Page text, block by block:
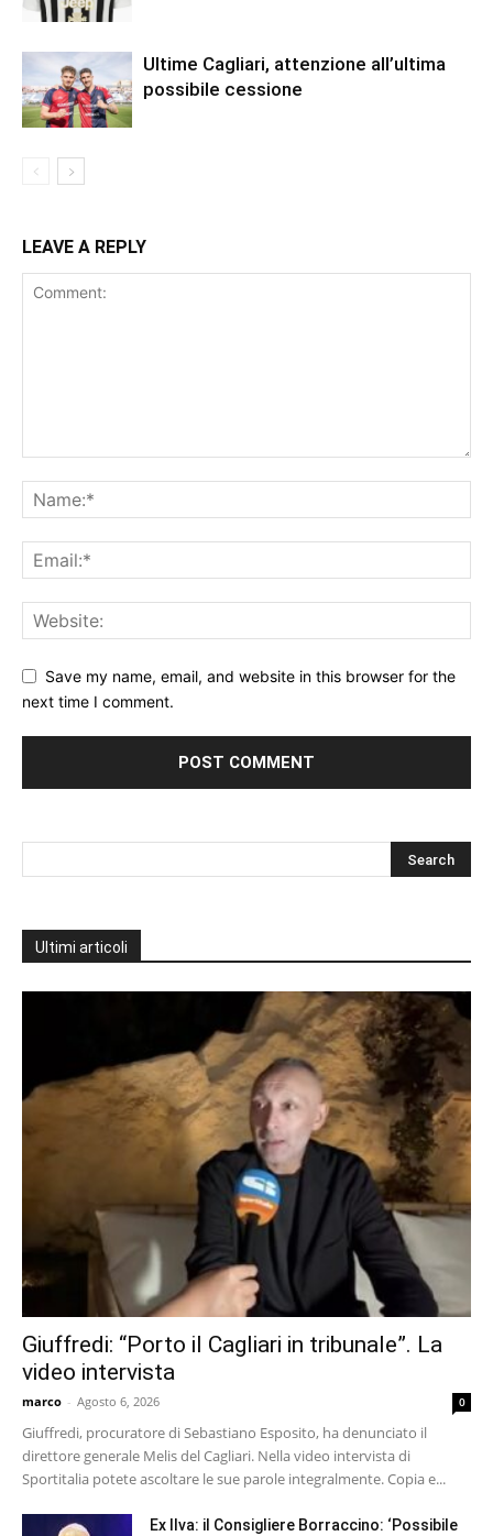
Ultime Cagliari, attenzione all’ultima
possibile cessione
LEAVE A REPLY
Save my name, email, and website in this browser for the
next time I comment.
Ultimi articoli
Giuffredi: “Porto il Cagliari in tribunale”. La
video intervista
marco - Agosto 6, 2026 0
Giuffredi, procuratore di Sebastiano Esposito, ha denunciato il
direttore generale Melis del Cagliari. Nella video intervista di
Sportitalia potete ascoltare le sue parole integralmente. Copia e...
Ex Ilva: il Consigliere Borraccino: ‘Possibile